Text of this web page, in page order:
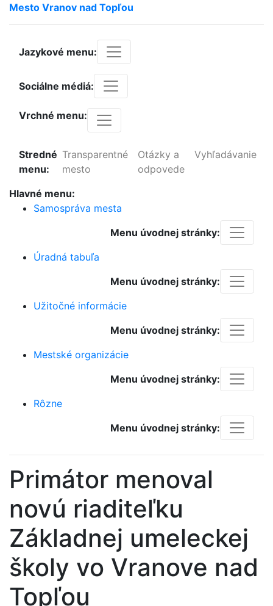
Mesto Vranov nad Topľou
Jazykové menu:
Sociálne médiá:
Vrchné menu:
Stredné
menu:
Transparentné
mesto
Otázky a
odpovede
Vyhľadávanie
Hlavné menu:
Samospráva mesta
Menu úvodnej stránky:
Úradná tabuľa
Menu úvodnej stránky:
Užitočné informácie
Menu úvodnej stránky:
Mestské organizácie
Menu úvodnej stránky:
Rôzne
Menu úvodnej stránky:
Primátor menoval
novú riaditeľku
Základnej umeleckej
školy vo Vranove nad
Topľou